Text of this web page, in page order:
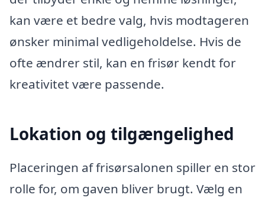
kan være et bedre valg, hvis modtageren
ønsker minimal vedligeholdelse. Hvis de
ofte ændrer stil, kan en frisør kendt for
kreativitet være passende.
Lokation og tilgængelighed
Placeringen af frisørsalonen spiller en stor
rolle for, om gaven bliver brugt. Vælg en